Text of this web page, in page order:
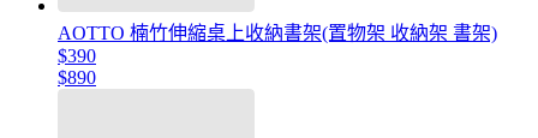
AOTTO 楠竹伸縮桌上收納書架(置物架 收納架 書架)
$390
$890